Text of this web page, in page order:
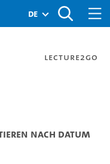
de
Lecture2Go
nach Datum